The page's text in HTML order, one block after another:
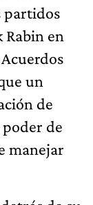
partidos
en
un
de
de
manejar